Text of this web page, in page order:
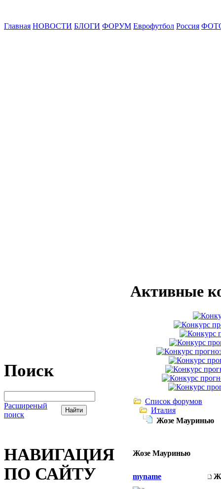
Главная НОВОСТИ БЛОГИ ФОРУМ Еврофутбол Россия
Поиск
Расширеный
поиск
НАВИГАЦИЯ
ПО САЙТУ
Активные
Список форумов
Италия
Жозе Мауринью
Жозе Мауринью
myname